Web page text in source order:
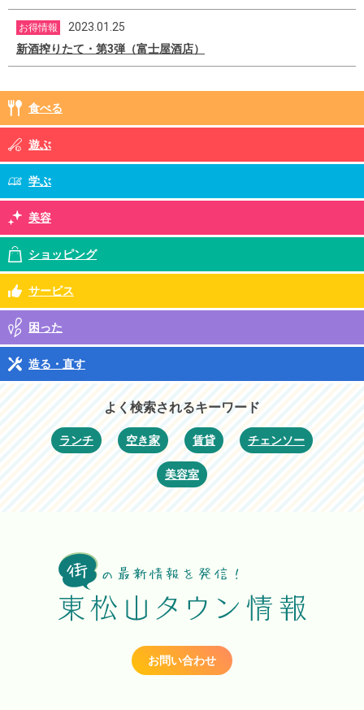
お得情報
2023.01.25
新酒搾りたて・第3弾（富士屋酒店）
食べる
遊ぶ
学ぶ
美容
ショッピング
サービス
困った
造る・直す
よく検索されるキーワード
ランチ 空き家 賃貸 チェンソー
美容室
お問い合わせ